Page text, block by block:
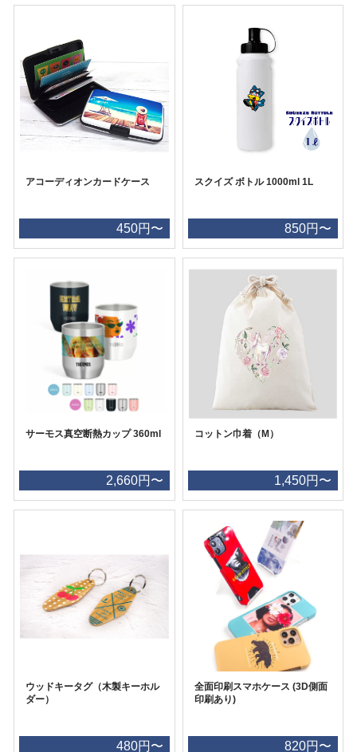
アコーディオンカードケース
450円〜
スクイズ ボトル 1000ml 1L
850円〜
サーモス真空断熱カップ 360ml
2,660円〜
コットン巾着（M）
1,450円〜
ウッドキータグ（木製キーホル
ダー）
480円〜
全面印刷スマホケース (3D側面
印刷あり)
820円〜